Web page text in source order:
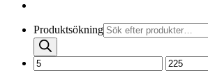
Produktsökning